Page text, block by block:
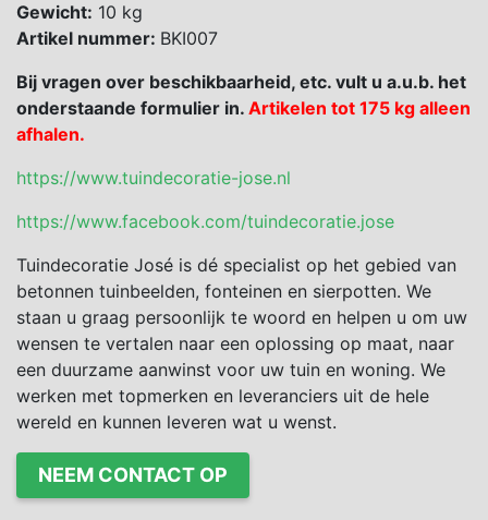
Gewicht: 10 kg
Artikel nummer: BKI007
Bij vragen over beschikbaarheid, etc. vult u a.u.b. het
onderstaande formulier in. Artikelen tot 175 kg alleen
afhalen.
https://www.tuindecoratie-jose.nl
https://www.facebook.com/tuindecoratie.jose
Tuindecoratie José is dé specialist op het gebied van
betonnen tuinbeelden, fonteinen en sierpotten. We
staan u graag persoonlijk te woord en helpen u om uw
wensen te vertalen naar een oplossing op maat, naar
een duurzame aanwinst voor uw tuin en woning. We
werken met topmerken en leveranciers uit de hele
wereld en kunnen leveren wat u wenst.
NEEM CONTACT OP